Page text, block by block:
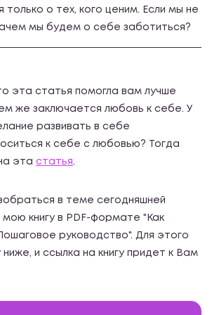
о тех, кого ценим. Если мы не
мы будем о себе заботиться?
эта статья помогла вам лучше
же заключается любовь к себе. У
развивать в себе
к себе с любовью? Тогда
эта статья .
в теме сегодняшней
мою книгу в PDF-формате "Как
руководство". Для этого
и ссылка на книгу придет к Вам